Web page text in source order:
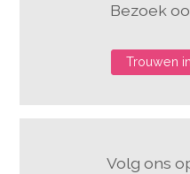
Bezoek
Trouwen
Volg ons